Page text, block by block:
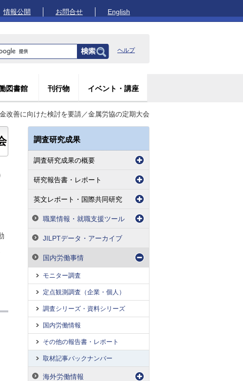
情報公開 お問合せ English
ヘルプ
図書館 刊行物 イベント・講座
改善に向けた検討を要請／金属労協の定期大会
調査研究成果
調査研究成果の概要
研究報告書・レポート
英文レポート・国際共同研究
職業情報・就職支援ツール
JILPTデータ・アーカイブ
国内労働事情
モニター調査
定点観測調査（企業・個人）
調査シリーズ・資料シリーズ
国内労働情報
その他の報告書・レポート
取材記事バックナンバー
海外労働情報